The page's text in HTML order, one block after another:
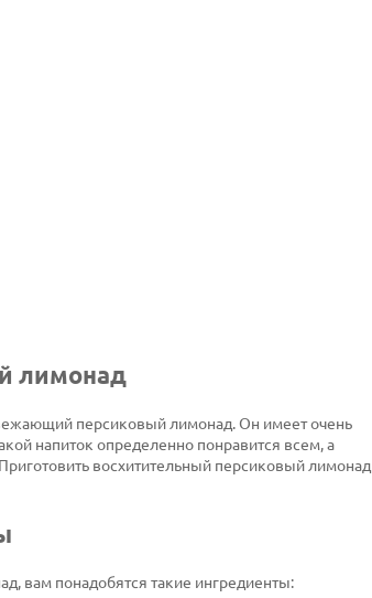
лимонад
персиковый лимонад. Он имеет очень
напиток определенно понравится всем, а
восхитительный персиковый лимонад
вам понадобятся такие ингредиенты: